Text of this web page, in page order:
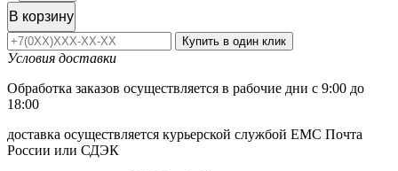
В корзину
Купить в один клик
Условия доставки
Обработка заказов осуществляется в рабочие дни с 9:00 до
18:00
доставка осуществляется курьерской службой ЕМС Почта
России или СДЭК